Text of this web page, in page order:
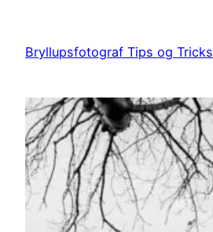
indhold
Bryllupsfotograf Tips og Tricks